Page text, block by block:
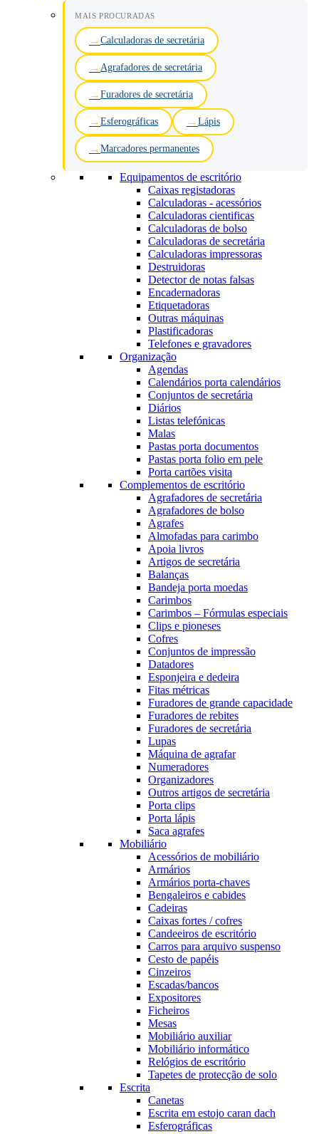
MAIS PROCURADAS
Calculadoras de secretária
Agrafadores de secretária
Furadores de secretária
Esferográficas Lápis
Marcadores permanentes
Equipamentos de escritório
Caixas registadoras
Calculadoras - acessórios
Calculadoras cientificas
Calculadoras de bolso
Calculadoras de secretária
Calculadoras impressoras
Destruidoras
Detector de notas falsas
Encadernadoras
Etiquetadoras
Outras máquinas
Plastificadoras
Telefones e gravadores
Organização
Agendas
Calendários porta calendários
Conjuntos de secretária
Diários
Listas telefónicas
Malas
Pastas porta documentos
Pastas porta folio em pele
Porta cartões visita
Complementos de escritório
Agrafadores de secretária
Agrafadores de bolso
Agrafes
Almofadas para carimbo
Apoia livros
Artigos de secretária
Balanças
Bandeja porta moedas
Carimbos
Carimbos – Fórmulas especiais
Clips e pioneses
Cofres
Conjuntos de impressão
Datadores
Esponjeira e dedeira
Fitas métricas
Furadores de grande capacidade
Furadores de rebites
Furadores de secretária
Lupas
Máquina de agrafar
Numeradores
Organizadores
Outros artigos de secretária
Porta clips
Porta lápis
Saca agrafes
Mobiliário
Acessórios de mobiliário
Armários
Armários porta-chaves
Bengaleiros e cabides
Cadeiras
Caixas fortes / cofres
Candeeiros de escritório
Carros para arquivo suspenso
Cesto de papéis
Cinzeiros
Escadas/bancos
Expositores
Ficheiros
Mesas
Mobiliário auxiliar
Mobiliário informático
Relógios de escritório
Tapetes de protecção de solo
Escrita
Canetas
Escrita em estojo caran dach
Esferográficas